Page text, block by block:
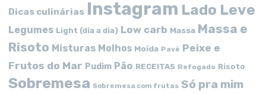
Dicas culinárias Instagram Lado Leve
Legumes Light (dia a dia) Low carb Massa Massa e
Risoto Misturas Molhos Moída Pavê Peixe e
Frutos do Mar Pudim Pão RECEITAS Refogado Risoto
Sobremesa Sobremesa com frutas Só pra mim